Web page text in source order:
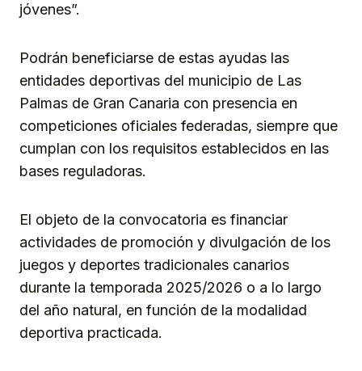
jóvenes”.
Podrán beneficiarse de estas ayudas las
entidades deportivas del municipio de Las
Palmas de Gran Canaria con presencia en
competiciones oficiales federadas, siempre que
cumplan con los requisitos establecidos en las
bases reguladoras.
El objeto de la convocatoria es financiar
actividades de promoción y divulgación de los
juegos y deportes tradicionales canarios
durante la temporada 2025/2026 o a lo largo
del año natural, en función de la modalidad
deportiva practicada.